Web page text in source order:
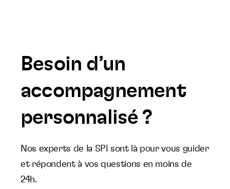
Besoin d’un
accompagnement
personnalisé ?
Nos experts de la SPI sont là pour vous guider
et répondent à vos questions en moins de
24h.